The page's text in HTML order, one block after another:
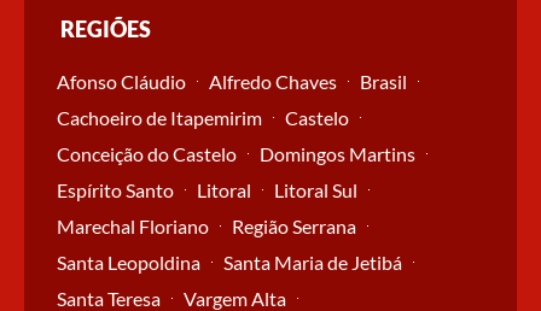
REGIÕES
Afonso Cláudio Alfredo Chaves
Brasil
Cachoeiro de Itapemirim
Castelo
Conceição do Castelo
Domingos Martins
Espírito Santo
Litoral
Litoral Sul
Marechal Floriano
Região Serrana
Santa Leopoldina
Santa Maria de Jetibá
Santa Teresa
Vargem Alta